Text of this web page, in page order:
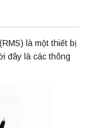
là một thiết bị
đây là các thông